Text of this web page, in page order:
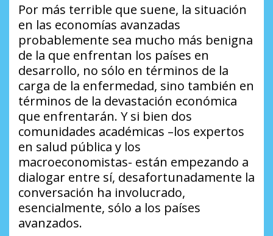
Por más terrible que suene, la situación
en las economías avanzadas
probablemente sea mucho más benigna
de la que enfrentan los países en
desarrollo, no sólo en términos de la
carga de la enfermedad, sino también en
términos de la devastación económica
que enfrentarán. Y si bien dos
comunidades académicas –los expertos
en salud pública y los
macroeconomistas- están empezando a
dialogar entre sí, desafortunadamente la
conversación ha involucrado,
esencialmente, sólo a los países
avanzados.